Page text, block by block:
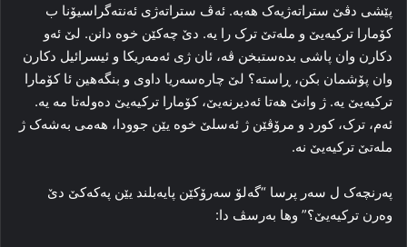
پێشی دڤێ ستراته‌ژیه‌ک هه‌به‌. ئه‌ڤ ستراته‌ژی ئه‌نته‌گراسیۆنا ب
کۆمارا ترکیه‌یێ و مله‌تێ ترک را یه‌. دێ چه‌کێن خوه‌ دانن. لێ ئه‌و
دکارن وان پاشی بدەستبخن ڤە، ئان ژی ئەمه‌ریکا و ئیسرائیل دکارن
وان پۆشمان بکن، ڕاسته‌؟ لێ چاره‌سه‌ریا داوی و بنگه‌هین ئا کۆمارا
ترکیه‌یێ یه‌. ژ وانێ هه‌تا ئه‌دیرنه‌یێ، کۆمارا ترکیه‌یێ ده‌وله‌تا مه‌ یه‌.
ئه‌م، ترک، کورد و مرۆڤێن ژ ئه‌سلێ خوه‌ یێن جوودا، هه‌می به‌شه‌ک ژ
مله‌تێ ترکیه‌یێ نه‌.
په‌رنچه‌ک ل سه‌ر پرسا “گه‌لۆ سه‌رۆکێن پایه‌بلند یێن پەکەکێ دێ
وەرن ترکیه‌یێ؟” وها به‌رسڤ دا: